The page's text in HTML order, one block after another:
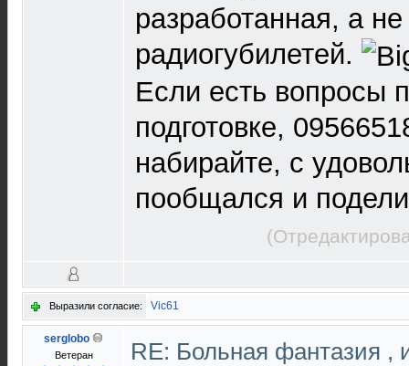
разработанная, а
радиогубилетей.
Если есть вопросы
подготовке,
набирайте, с
пообщался и
Выразили согласие: Vic61
serglobo
Ветеран
RE: Больная фантазия ,